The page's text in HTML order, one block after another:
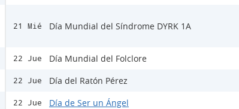
21 Mié Día Mundial del Síndrome DYRK 1A
22 Jue Día Mundial del Folclore
22 Jue Día del Ratón Pérez
22 Jue Día de Ser un Ángel